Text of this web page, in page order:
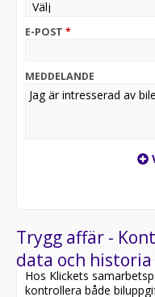
ålder.
enklare för dig, bl.a.;
-TRYGGHETSPAKET SE
- Konkurrenskraftiga
LED-ramp, hundbur.
m.m. Önskas något
Med ca 180 bilar i
(Haninge & Göteborg)
passar dina behov! SE
E-POST *
MEDDELANDE
Trygg affär -
data och
Hos Klickets
kontrollera både